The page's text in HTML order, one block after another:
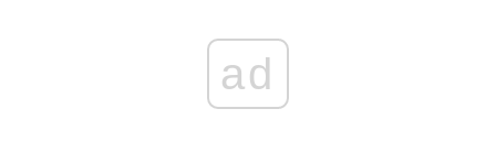
ad